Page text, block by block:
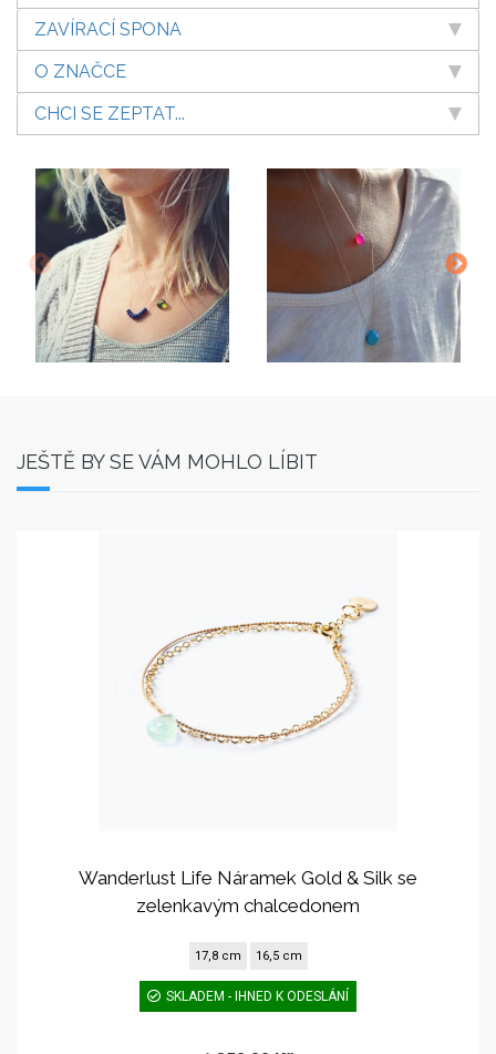
ZAVÍRACÍ SPONA
O ZNAČCE
CHCI SE ZEPTAT...
JEŠTĚ BY SE VÁM MOHLO LÍBIT
Wanderlust Life Náramek Gold & Silk se
zelenkavým chalcedonem
17,8 cm 16,5 cm
SKLADEM - IHNED K ODESLÁNÍ